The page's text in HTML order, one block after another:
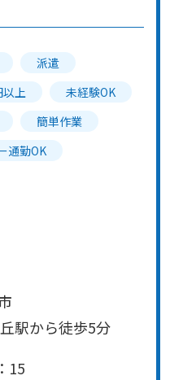
派遣
上
未経験OK
簡単作業
通勤OK
駅から徒歩5分
15